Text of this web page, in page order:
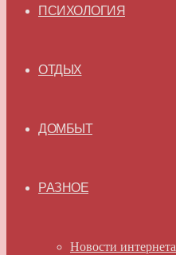
ПСИХОЛОГИЯ
ОТДЫХ
ДОМБЫТ
РАЗНОЕ
Новости интернета